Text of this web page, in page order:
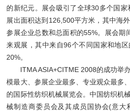
的新纪元。展会吸引了全球30多个国家
展出面积达到126,500平方米，其中海
参展企业总数和总面积的55%。展会期
来观展，其中来自96个不同国家和地
20%。
ITMA ASIA+CITME 2008的成功举
模最大、参展企业最多、专业观众最多
的国际性纺织机械展览会。中国纺织机
械制造商委员会及其成员国协会(意大